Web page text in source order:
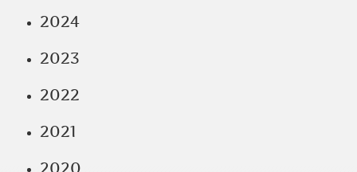
2024
2023
2022
2021
2020